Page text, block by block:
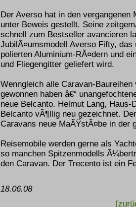
Der Averso hat in den
unter Beweis gestellt. Seine
schnell zum Bestseller avancieren
JubilÃ¤umsmodell Averso Fifty,
polierten Aluminium-RÃ¤dern und
und Fliegengitter geliefert wird.
Wenngleich alle Caravan-
gewonnen haben â€“
neue Belcanto. Helmut Lang,
Belcanto vÃ¶llig neu gezeichnet.
Caravans neue MaÃŸstÃ¤be in der
Reisemobile werden gerne als
so manchen Spitzenmodells
den Caravan. Der Trecento ist ein
18.06.08